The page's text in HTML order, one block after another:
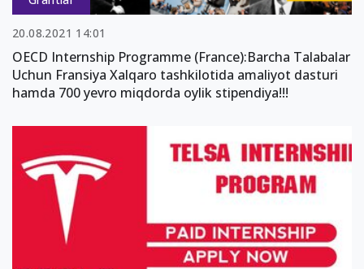
20.08.2021 14:01
OECD Internship Programme (France):Barcha Talabalar
Uchun Fransiya Xalqaro tashkilotida amaliyot dasturi
hamda 700 yevro miqdorda oylik stipendiya!!!